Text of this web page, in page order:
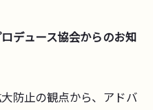
デュース協会からのお知
防止の観点から、アドバ